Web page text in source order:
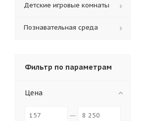
Детские игровые комнаты
Познавательная среда
Фильтр по параметрам
Цена